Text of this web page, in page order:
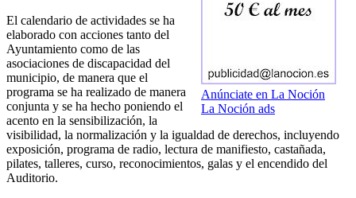
Anúnciate en La Noción
La Noción ads
El calendario de actividades se ha
elaborado con acciones tanto del
Ayuntamiento como de las
asociaciones de discapacidad del
municipio, de manera que el
programa se ha realizado de manera
conjunta y se ha hecho poniendo el
acento en la sensibilización, la
visibilidad, la normalización y la igualdad de derechos, incluyendo
exposición, programa de radio, lectura de manifiesto, castañada,
pilates, talleres, curso, reconocimientos, galas y el encendido del
Auditorio.